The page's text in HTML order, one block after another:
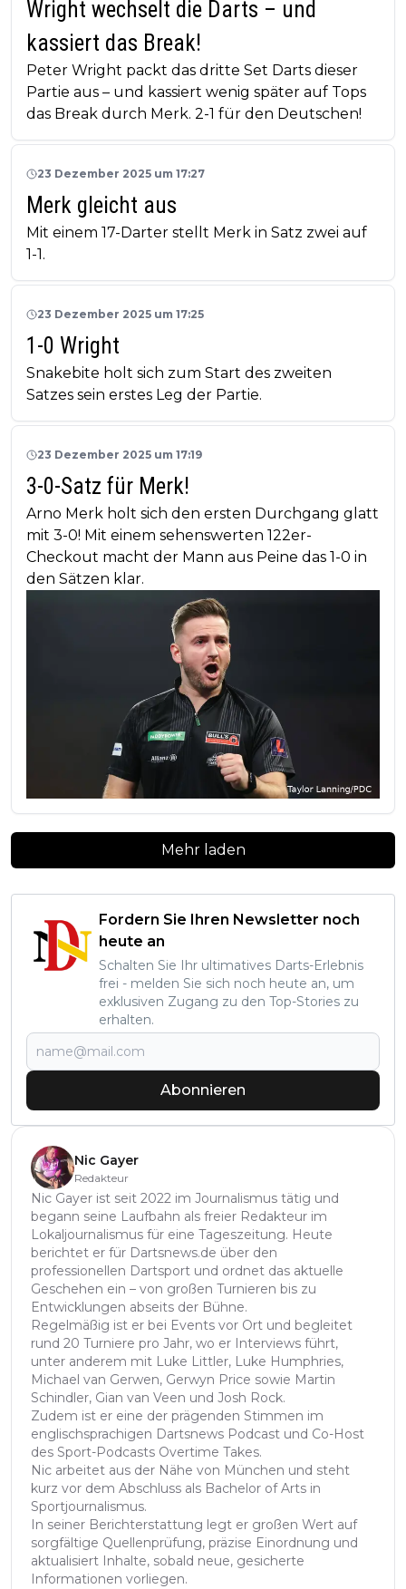
Wright wechselt die Darts – und
kassiert das Break!
Peter Wright packt das dritte Set Darts dieser
Partie aus – und kassiert wenig später auf Tops
das Break durch Merk. 2-1 für den Deutschen!
23 Dezember 2025 um 17:27
Merk gleicht aus
Mit einem 17-Darter stellt Merk in Satz zwei auf
1-1.
23 Dezember 2025 um 17:25
1-0 Wright
Snakebite holt sich zum Start des zweiten
Satzes sein erstes Leg der Partie.
23 Dezember 2025 um 17:19
3-0-Satz für Merk!
Arno Merk holt sich den ersten Durchgang glatt
mit 3-0! Mit einem sehenswerten 122er-
Checkout macht der Mann aus Peine das 1-0 in
den Sätzen klar.
Mehr laden
Fordern Sie Ihren Newsletter noch
heute an
Schalten Sie Ihr ultimatives Darts-Erlebnis
frei - melden Sie sich noch heute an, um
exklusiven Zugang zu den Top-Stories zu
erhalten.
Abonnieren
Nic Gayer
Redakteur
Nic Gayer ist seit 2022 im Journalismus tätig und
begann seine Laufbahn als freier Redakteur im
Lokaljournalismus für eine Tageszeitung. Heute
berichtet er für Dartsnews.de über den
professionellen Dartsport und ordnet das aktuelle
Geschehen ein – von großen Turnieren bis zu
Entwicklungen abseits der Bühne.
Regelmäßig ist er bei Events vor Ort und begleitet
rund 20 Turniere pro Jahr, wo er Interviews führt,
unter anderem mit Luke Littler, Luke Humphries,
Michael van Gerwen, Gerwyn Price sowie Martin
Schindler, Gian van Veen und Josh Rock.
Zudem ist er eine der prägenden Stimmen im
englischsprachigen Dartsnews Podcast und Co-Host
des Sport-Podcasts Overtime Takes.
Nic arbeitet aus der Nähe von München und steht
kurz vor dem Abschluss als Bachelor of Arts in
Sportjournalismus.
In seiner Berichterstattung legt er großen Wert auf
sorgfältige Quellenprüfung, präzise Einordnung und
aktualisiert Inhalte, sobald neue, gesicherte
Informationen vorliegen.